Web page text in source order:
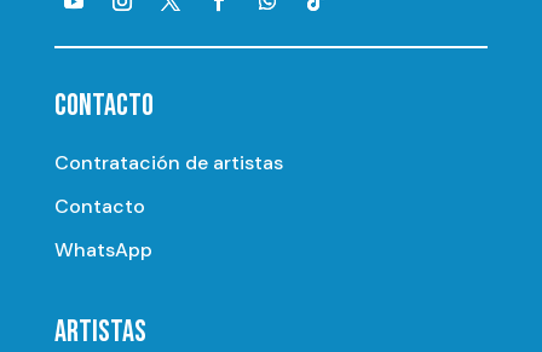
CONTACTO
Contratación de artistas
Contacto
WhatsApp
ARTISTAS